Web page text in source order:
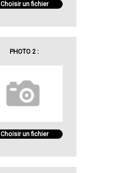
Choisir un fichier
PHOTO 2 :
Choisir un fichier